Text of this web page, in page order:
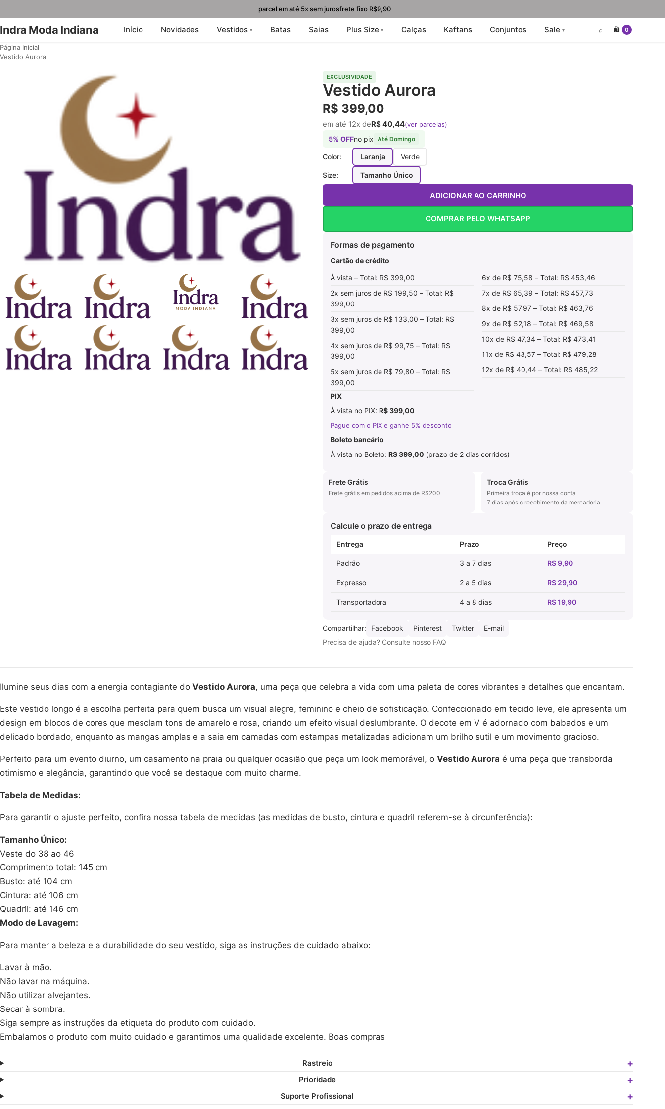
parcel em até 5x sem jurosfrete fixo R$9,90
Indra Moda Indiana Início Novidades Vestidos Batas Saias Plus Size Calças Kaftans Conjuntos Sale ⌕ 🛍️ 0
Página Inicial
Vestido Aurora
EXCLUSIVIDADE
Vestido Aurora
R$ 399,00
em até 12x deR$ 40,44(ver parcelas)
5% OFFno pix Até Domingo
Color: Laranja Verde
Size: Tamanho Único
ADICIONAR AO CARRINHO
COMPRAR PELO WHATSAPP
Formas de pagamento
Cartão de crédito
À vista – Total: R$ 399,00
2x sem juros de R$ 199,50 – Total: R$
399,00
3x sem juros de R$ 133,00 – Total: R$
399,00
4x sem juros de R$ 99,75 – Total: R$
399,00
5x sem juros de R$ 79,80 – Total: R$
399,00
6x de R$ 75,58 – Total: R$ 453,46
7x de R$ 65,39 – Total: R$ 457,73
8x de R$ 57,97 – Total: R$ 463,76
9x de R$ 52,18 – Total: R$ 469,58
10x de R$ 47,34 – Total: R$ 473,41
11x de R$ 43,57 – Total: R$ 479,28
12x de R$ 40,44 – Total: R$ 485,22
PIX
À vista no PIX: R$ 399,00
Pague com o PIX e ganhe 5% desconto
Boleto bancário
À vista no Boleto: R$ 399,00 (prazo de 2 dias corridos)
Frete Grátis
Frete grátis em pedidos acima de R$200
Troca Grátis
Primeira troca é por nossa conta
7 dias após o recebimento da mercadoria.
Calcule o prazo de entrega
Entrega Prazo Preço
Padrão 3 a 7 dias R$ 9,90
Expresso 2 a 5 dias R$ 29,90
Transportadora 4 a 8 dias R$ 19,90
Compartilhar: Facebook Pinterest Twitter
E-mail
Precisa de ajuda? Consulte nosso FAQ
Ilumine seus dias com a energia contagiante do Vestido Aurora, uma peça que celebra a vida com uma paleta de cores vibrantes e detalhes que encantam.
Este vestido longo é a escolha perfeita para quem busca um visual alegre, feminino e cheio de sofisticação. Confeccionado em tecido leve, ele apresenta um
design em blocos de cores que mesclam tons de amarelo e rosa, criando um efeito visual deslumbrante. O decote em V é adornado com babados e um
delicado bordado, enquanto as mangas amplas e a saia em camadas com estampas metalizadas adicionam um brilho sutil e um movimento gracioso.
Perfeito para um evento diurno, um casamento na praia ou qualquer ocasião que peça um look memorável, o Vestido Aurora é uma peça que transborda
otimismo e elegância, garantindo que você se destaque com muito charme.
Tabela de Medidas:
Para garantir o ajuste perfeito, confira nossa tabela de medidas (as medidas de busto, cintura e quadril referem-se à circunferência):
Tamanho Único:
Veste do 38 ao 46
Comprimento total: 145 cm
Busto: até 104 cm
Cintura: até 106 cm
Quadril: até 146 cm
Modo de Lavagem:
Para manter a beleza e a durabilidade do seu vestido, siga as instruções de cuidado abaixo:
Lavar à mão.
Não lavar na máquina.
Não utilizar alvejantes.
Secar à sombra.
Siga sempre as instruções da etiqueta do produto com cuidado.
Embalamos o produto com muito cuidado e garantimos uma qualidade excelente. Boas compras
Rastreio
Prioridade
Suporte Profissional